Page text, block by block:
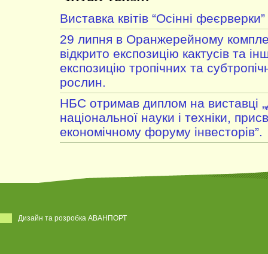
Виставка квітів “Осінні феєрверки”
29 липня в Оранжерейному
відкрито експозицію кактусів та
експозицію тропічних та
рослин.
НБС отримав диплом на виставці
національної науки і техніки,
економічному форуму інвесторів”.
Дизайн та розробка АВАНПОРТ